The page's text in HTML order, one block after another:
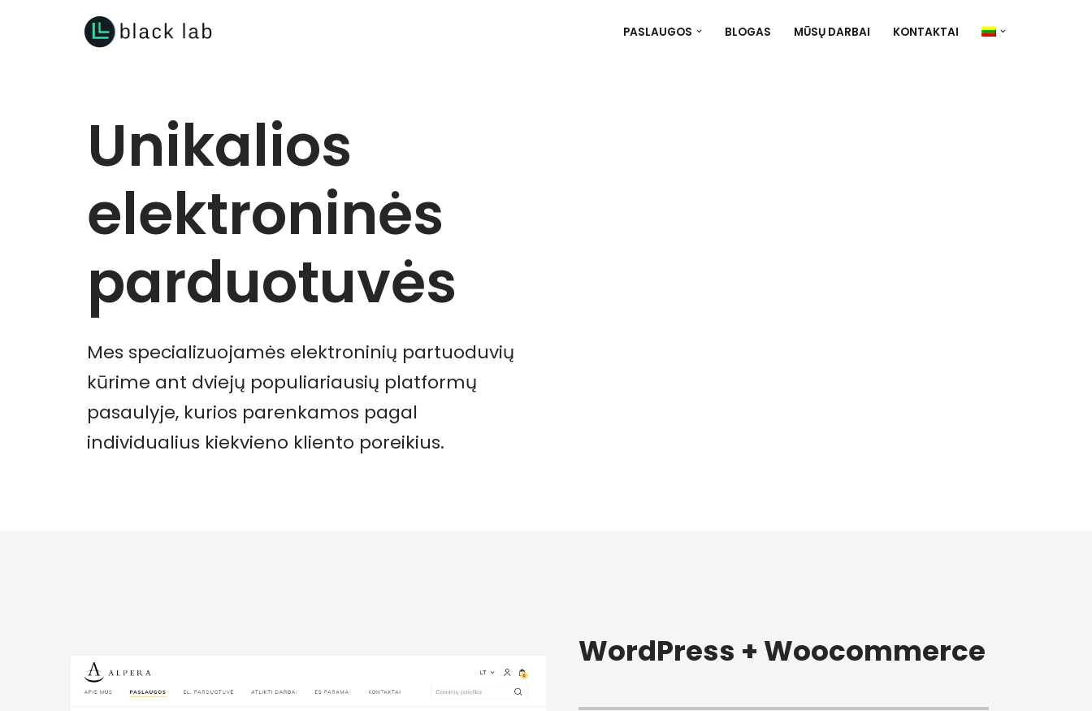
PASLAUGOS BLOGAS MŪSŲ DARBAI KONTAKTAI
Unikalios
elektroninės
parduotuvės
Mes specializuojamės elektroninių partuoduvių
kūrime ant dviejų populiariausių platformų
pasaulyje, kurios parenkamos pagal
individualius kiekvieno kliento poreikius.
WordPress + Woocommerce